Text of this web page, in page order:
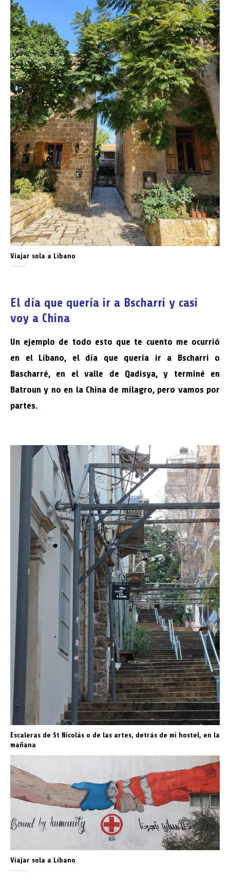
Viajar sola a Líbano
El día que quería ir a Bscharri y casi
voy a China
Un ejemplo de todo esto que te cuento me ocurrió
en el Líbano, el día que quería ir a Bscharri o
Bascharré, en el valle de Qadisya, y terminé en
Batroun y no en la China de milagro, pero vamos por
partes.
Escaleras de St Nicolás o de las artes, detrás de mi hostel, en la
mañana
Viajar sola a Líbano